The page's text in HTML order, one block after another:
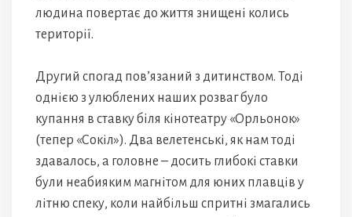
людина повертає до життя знищені колись
території.
Другий спогад пов’язаний з дитинством. Тоді
однією з улюблених наших розваг було
купання в ставку біля кінотеатру «Орльонок»
(тепер «Сокіл»). Два велетенські, як нам тоді
здавалось, а головне – досить глибокі ставки
були неабияким магнітом для юних плавців у
літню спеку, коли найбільш спритні змагались